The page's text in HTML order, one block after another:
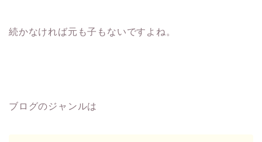
続かなければ元も子もないですよね。
ブログのジャンルは